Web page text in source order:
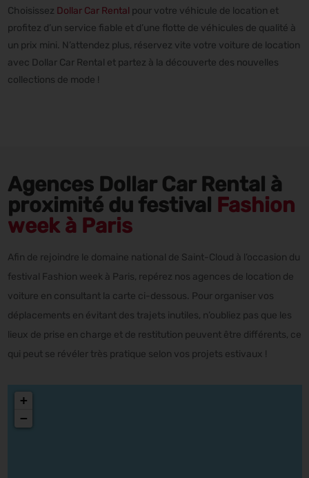
Choisissez Dollar Car Rental pour votre véhicule de location et
profitez d’un service fiable et d’une flotte de véhicules de qualité à
un prix mini. N’attendez plus, réservez vite votre voiture de location
avec Dollar Car Rental et partez à la découverte des nouvelles
collections de mode !
Agences Dollar Car Rental à
proximité du festival Fashion
week à Paris
Afin de rejoindre le domaine national de Saint-Cloud à l’occasion du
festival Fashion week à Paris, repérez nos agences de location de
voiture en consultant la carte ci-dessous. Pour organiser vos
déplacements en évitant des trajets inutiles, n’oubliez pas que les
lieux de prise en charge et de restitution peuvent être différents, ce
qui peut se révéler très pratique selon vos projets estivaux !
+
−